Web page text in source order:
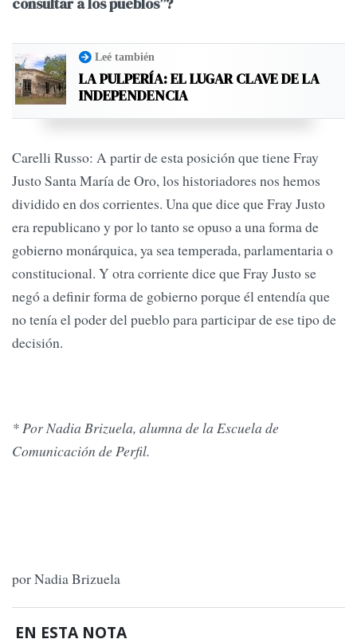
consultar a los pueblos”?
Leé también
LA PULPERÍA: EL LUGAR CLAVE DE LA
INDEPENDENCIA
Carelli Russo: A partir de esta posición que tiene Fray
Justo Santa María de Oro, los historiadores nos hemos
dividido en dos corrientes. Una que dice que Fray Justo
era republicano y por lo tanto se opuso a una forma de
gobierno monárquica, ya sea temperada, parlamentaria o
constitucional. Y otra corriente dice que Fray Justo se
negó a definir forma de gobierno porque él entendía que
no tenía el poder del pueblo para participar de ese tipo de
decisión.
*Por Nadia Brizuela, alumna de la Escuela de
Comunicación de Perfil.
por Nadia Brizuela
EN ESTA NOTA